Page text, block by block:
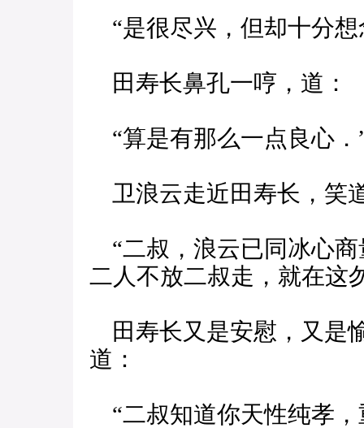
“是很尽兴，但却十分想
田寿长鼻孔一哼，道：
“算是有那么一点良心．
卫浪云走近田寿长，笑
“二叔，浪云已同冰心
二人不放二叔走，就在这
田寿长又是安慰，又是
道：
“二叔知道你天性纯孝